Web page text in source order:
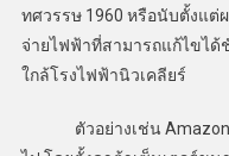
ทศวรรษ 1960 หรือนับตั้งแต่
จ่ายไฟฟ้าที่สามารถแก้ไขได้
ใกล้โรงไฟฟ้านิวเคลียร์
ตัวอย่างเช่น Amazon